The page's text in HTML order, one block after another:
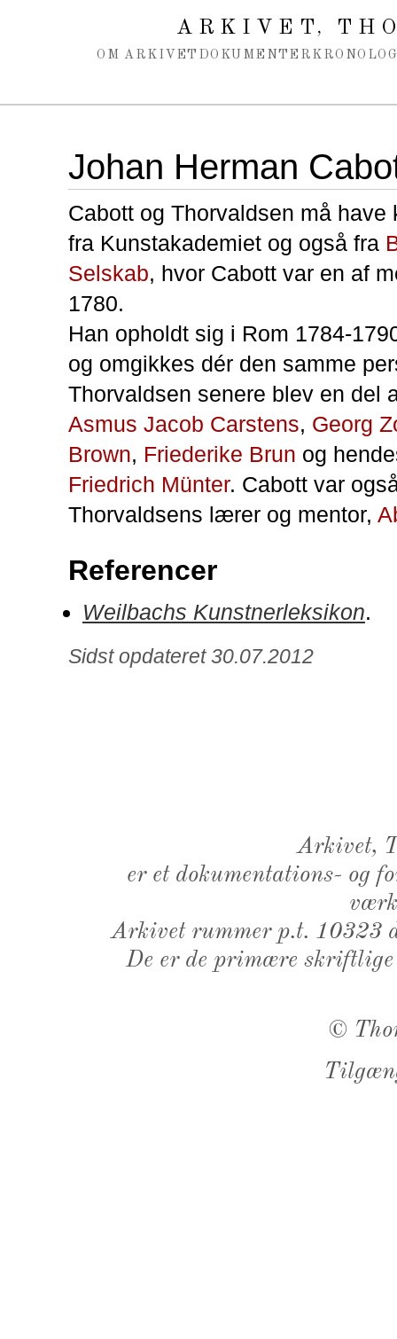
ARKIVET,
OM ARKIVET DOKUMENTER
Johan Herman
Cabott og Thorvaldsen må have
fra Kunstakademiet og også fra
Selskab, hvor Cabott var en af
1780.
Han opholdt sig i Rom 1784-
og omgikkes dér den samme
Thorvaldsen senere blev en del
Asmus Jacob Carstens, Georg
Brown, Friederike Brun og
Friedrich Münter. Cabott var
Thorvaldsens lærer og mentor,
Referencer
Weilbachs Kunstnerleksikon.
Sidst opdateret 30.07.2012
Arkivet,
er et dokumentations- og
Arkivet rummer p.t. 10323
De er de primære
©